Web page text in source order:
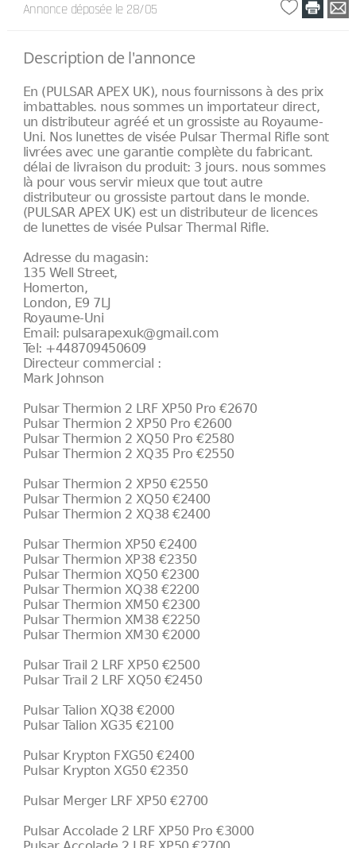
Annonce déposée le 28/05
Description de l'annonce
En (PULSAR APEX UK), nous fournissons à des prix
imbattables. nous sommes un importateur direct,
un distributeur agréé et un grossiste au Royaume-
Uni. Nos lunettes de visée Pulsar Thermal Rifle sont
livrées avec une garantie complète du fabricant.
délai de livraison du produit: 3 jours. nous sommes
là pour vous servir mieux que tout autre
distributeur ou grossiste partout dans le monde.
(PULSAR APEX UK) est un distributeur de licences
de lunettes de visée Pulsar Thermal Rifle.
Adresse du magasin:
135 Well Street,
Homerton,
London, E9 7LJ
Royaume-Uni
Email: pulsarapexuk@gmail.com
Tel: +448709450609
Directeur commercial :
Mark Johnson
Pulsar Thermion 2 LRF XP50 Pro €2670
Pulsar Thermion 2 XP50 Pro €2600
Pulsar Thermion 2 XQ50 Pro €2580
Pulsar Thermion 2 XQ35 Pro €2550
Pulsar Thermion 2 XP50 €2550
Pulsar Thermion 2 XQ50 €2400
Pulsar Thermion 2 XQ38 €2400
Pulsar Thermion XP50 €2400
Pulsar Thermion XP38 €2350
Pulsar Thermion XQ50 €2300
Pulsar Thermion XQ38 €2200
Pulsar Thermion XM50 €2300
Pulsar Thermion XM38 €2250
Pulsar Thermion XM30 €2000
Pulsar Trail 2 LRF XP50 €2500
Pulsar Trail 2 LRF XQ50 €2450
Pulsar Talion XQ38 €2000
Pulsar Talion XG35 €2100
Pulsar Krypton FXG50 €2400
Pulsar Krypton XG50 €2350
Pulsar Merger LRF XP50 €2700
Pulsar Accolade 2 LRF XP50 Pro €3000